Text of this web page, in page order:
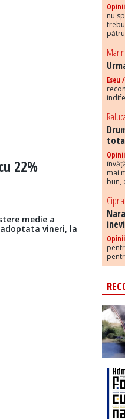
22%
medie a
vineri, la
nu
Eseu /
mai
bun,